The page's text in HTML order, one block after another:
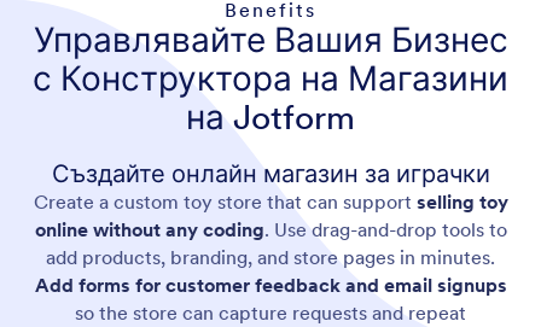
Benefits
Управлявайте Вашия Бизнес
с Конструктора на Магазини
на Jotform
Създайте онлайн магазин за играчки
Create a custom toy store that can support selling toy
online without any coding. Use drag-and-drop tools to
add products, branding, and store pages in minutes.
Add forms for customer feedback and email signups
so the store can capture requests and repeat